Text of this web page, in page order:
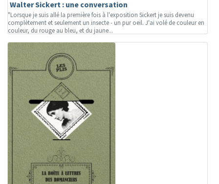
Walter Sickert : une conversation
"Lorsque je suis allé la première fois à l'exposition Sickert je suis devenu
complètement et seulement un insecte - un pur oeil. J'ai volé de couleur en
couleur, du rouge au bleu, et du jaune...